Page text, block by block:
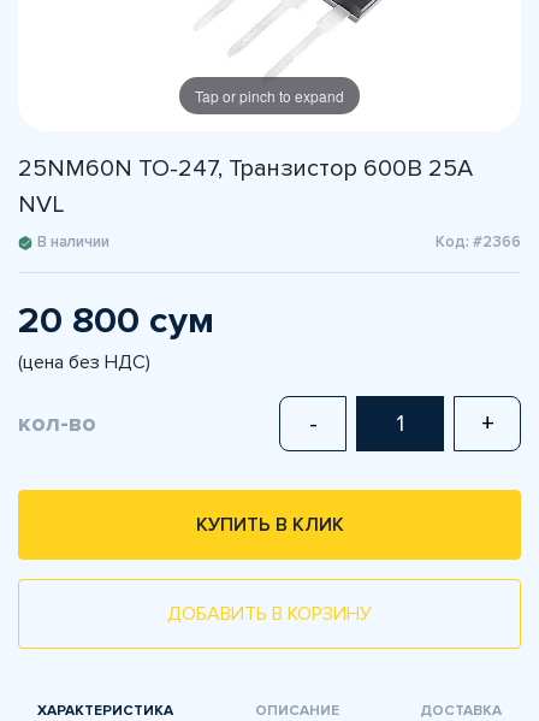
Tap or pinch to expand
25NM60N TO-247, Транзистор 600В 25А
NVL
В наличии Код: #2366
20 800 сум
(цена без НДС)
кол-во - +
КУПИТЬ В КЛИК
ДОБАВИТЬ В КОРЗИНУ
ХАРАКТЕРИСТИКА ОПИСАНИЕ ДОСТАВКА